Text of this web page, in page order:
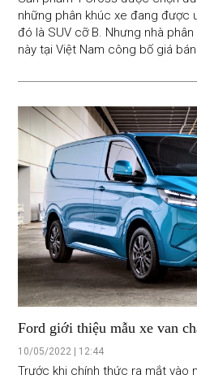
những phân khúc xe đang được
đó là SUV cỡ B. Nhưng nhà
này tại Việt Nam công bố giá
thể Luxury, khiến nhiều người
Ford giới thiệu mẫu xe van
Custom
10/05/2022 | 12:44
Trước khi chính thức ra mắt vào